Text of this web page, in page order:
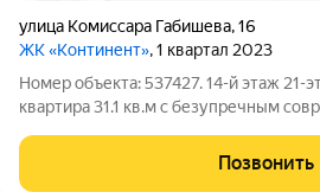
улица Комиссара Габишева,16
ЖК «Континент», 1 квартал 2023
Номер объекта: 537427. 14-й этаж 21-
квартира 31.1 кв.м с безупречным
инвестиций. Это не просто квартира,
презентабельный вариант, который
Позвонить